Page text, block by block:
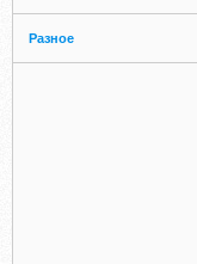
Разное